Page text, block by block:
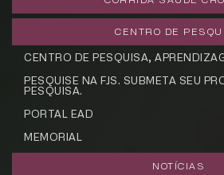
CENTRO DE
CENTRO DE PESQUISA,
PESQUISE NA FJS. SUBMETA SEU
PESQUISA.
PORTAL EAD
MEMORIAL
NOTÍCIAS